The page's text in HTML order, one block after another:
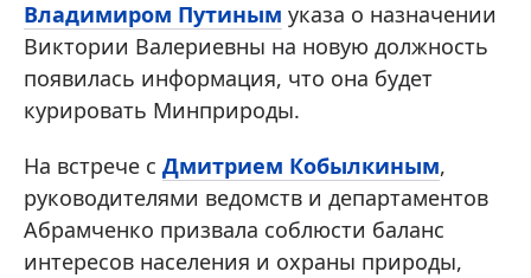
Владимиром Путиным указа о назначении
Виктории Валериевны на новую должность
появилась информация, что она будет
курировать Минприроды.
На встрече с Дмитрием Кобылкиным,
руководителями ведомств и департаментов
Абрамченко призвала соблюсти баланс
интересов населения и охраны природы,